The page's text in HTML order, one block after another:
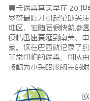
寨卡病毒其实早在 20 世
尽管最近才引起全球关
地区，但随后很快就渗
疫情迅速蔓延到南美、
家。仅在巴西就记录了
非常可怕的病毒，可以
被称为小头畸形的生命限